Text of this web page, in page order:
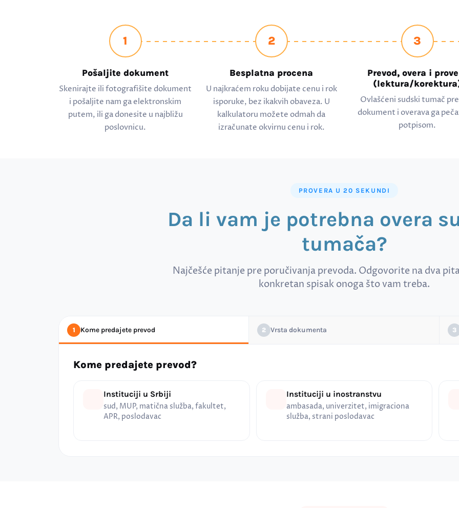
1
Pošaljite dokument
Skenirajte ili fotografišite dokument
i pošaljite nam ga elektronskim
putem, ili ga donesite u najbližu
poslovnicu.
2
Besplatna procena
U najkraćem roku dobijate cenu i rok
isporuke, bez ikakvih obaveza. U
kalkulatoru možete odmah da
izračunate okvirnu cenu i rok.
3
Prevod, overa i
(lektura/
Ovlašćeni sudski tumač
dokument i overava ga
potpisom.
PROVERA U 20 SEKUNDI
Da li vam je potrebna overa
tumača?
Najčešće pitanje pre poručivanja prevoda. Odgovorite na dva
konkretan spisak onoga što vam treba.
1 Kome predajete prevod 2 Vrsta dokumenta 3
Kome predajete prevod?
Instituciji u Srbiji
sud, MUP, matična služba, fakultet,
APR, poslodavac
Instituciji u inostranstvu
ambasada, univerzitet, imigraciona
služba, strani poslodavac